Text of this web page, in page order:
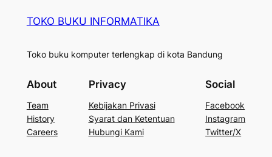
TOKO BUKU INFORMATIKA
Toko buku komputer terlengkap di kota Bandung
About
Team
History
Careers
Privacy
Kebijakan Privasi
Syarat dan Ketentuan
Hubungi Kami
Social
Facebook
Instagram
Twitter/X